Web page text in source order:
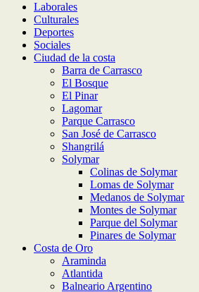
Laborales
Culturales
Deportes
Sociales
Ciudad de la costa
Barra de Carrasco
El Bosque
El Pinar
Lagomar
Parque Carrasco
San José de Carrasco
Shangrilá
Solymar
Colinas de Solymar
Lomas de Solymar
Medanos de Solymar
Montes de Solymar
Parque del Solymar
Pinares de Solymar
Costa de Oro
Araminda
Atlantida
Balneario Argentino